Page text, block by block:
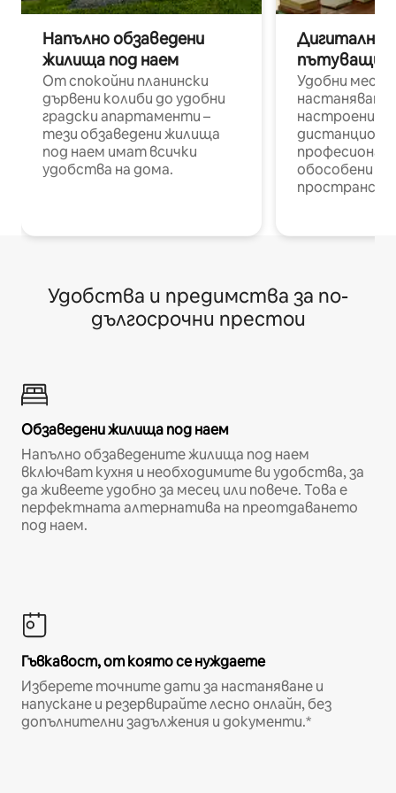
Напълно обзаведени
жилища под наем
От спокойни планински
дървени колиби до удобни
градски апартаменти –
тези обзаведени жилища
под наем имат всички
удобства на дома.
Дигитални
пътуващи
Удобни
настаняване
настроени и
обособени
Удобства и предимства за по-
дългосрочни престои
Обзаведени жилища под наем
Напълно обзаведените жилища под наем
включват кухня и необходимите ви удобства, за
да живеете удобно за месец или повече. Това е
перфектната алтернатива на преотдаването
под наем.
Гъвкавост, от която се нуждаете
Изберете точните дати за настаняване и
напускане и резервирайте лесно онлайн, без
допълнителни задължения и документи.*